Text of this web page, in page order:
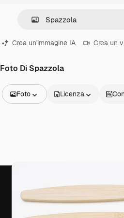
Crea un'immagine IA Crea un
Foto Di Spazzola
Foto
Video
Modelli di video
Licenza